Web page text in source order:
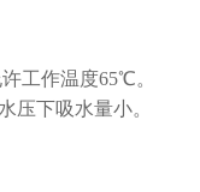
许工作温度65℃。
压下吸水量小。